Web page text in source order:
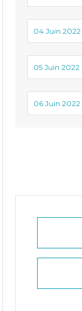
04 Juin 2022
05 Juin 2022
06 Juin 2022